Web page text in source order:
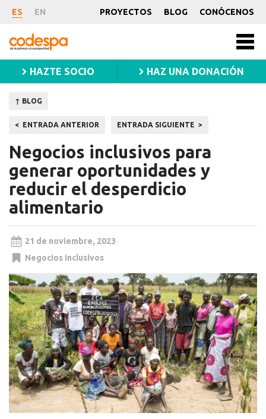
Noticia
ES EN PROYECTOS BLOG CONÓCENOS
CODESPA
HAZTE SOCIO HAZ UNA DONACIÓN
↑ BLOG
Navegación
de
entradas
ENTRADA ANTERIOR ENTRADA SIGUIENTE
Negocios inclusivos para
generar oportunidades y
reducir el desperdicio
alimentario
21 de noviembre, 2023
Negocios inclusivos